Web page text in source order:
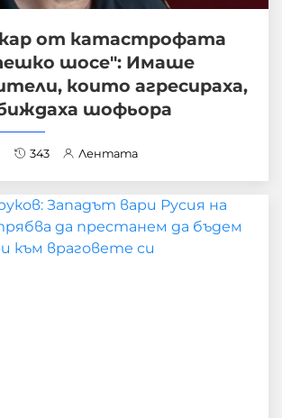
от катастрофата
шосе": Имаше
които агресираха,
шофьора
343 Лентата